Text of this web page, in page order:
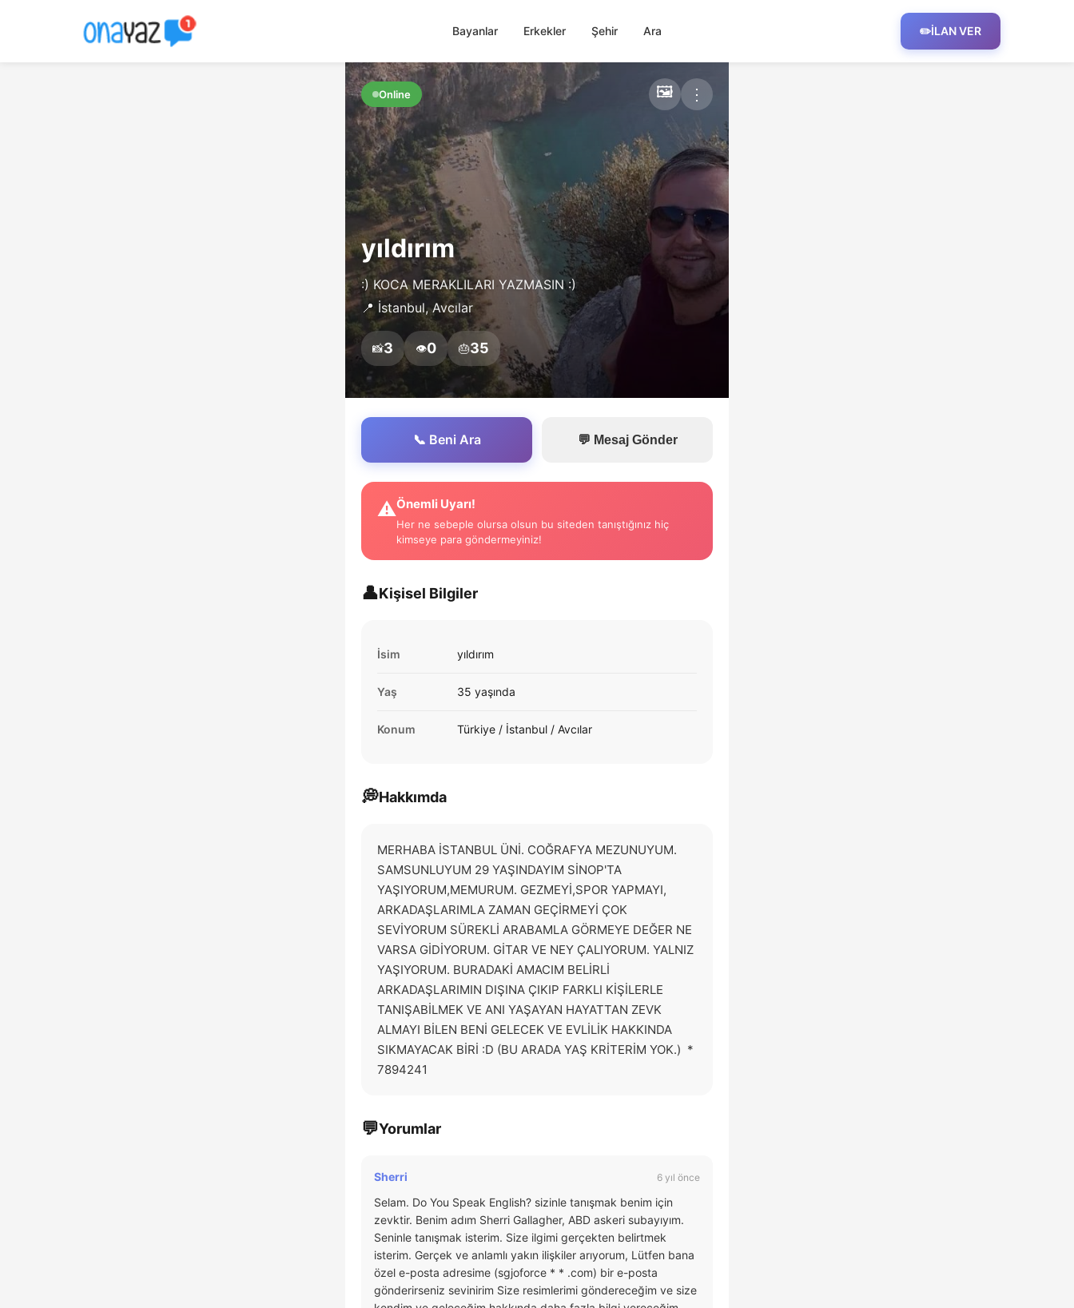
Bayanlar Erkekler Şehir Ara ✏️İLAN VER
Online 🖼️ ⋮
yıldırım
:) KOCA MERAKLILARI YAZMASIN :)
📍 İstanbul, Avcılar
📸3 👁️0 🎂35
📞 Beni Ara 💬 Mesaj Gönder
⚠️Önemli Uyarı!
Her ne sebeple olursa olsun bu siteden tanıştığınız hiç
kimseye para göndermeyiniz!
👤Kişisel Bilgiler
İsim yıldırım
Yaş 35 yaşında
Konum Türkiye / İstanbul / Avcılar
💭Hakkımda
MERHABA İSTANBUL ÜNİ. COĞRAFYA MEZUNUYUM.
SAMSUNLUYUM 29 YAŞINDAYIM SİNOP'TA
YAŞIYORUM,MEMURUM. GEZMEYİ,SPOR YAPMAYI,
ARKADAŞLARIMLA ZAMAN GEÇİRMEYİ ÇOK
SEVİYORUM SÜREKLİ ARABAMLA GÖRMEYE DEĞER NE
VARSA GİDİYORUM. GİTAR VE NEY ÇALIYORUM. YALNIZ
YAŞIYORUM. BURADAKİ AMACIM BELİRLİ
ARKADAŞLARIMIN DIŞINA ÇIKIP FARKLI KİŞİLERLE
TANIŞABİLMEK VE ANI YAŞAYAN HAYATTAN ZEVK
ALMAYI BİLEN BENİ GELECEK VE EVLİLİK HAKKINDA
SIKMAYACAK BİRİ :D (BU ARADA YAŞ KRİTERİM YOK.)  *
7894241
💬Yorumlar
Sherri 6 yıl önce
Selam. Do You Speak English? sizinle tanışmak benim için
zevktir. Benim adım Sherri Gallagher, ABD askeri subayıyım.
Seninle tanışmak isterim. Size ilgimi gerçekten belirtmek
isterim. Gerçek ve anlamlı yakın ilişkiler arıyorum, Lütfen bana
özel e-posta adresime (sgjoforce * * .com) bir e-posta
gönderirseniz sevinirim Size resimlerimi göndereceğim ve size